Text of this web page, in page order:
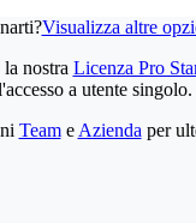
Visualizza altre
nostra Licenza Pro
a utente singolo.
Teame Azienda per